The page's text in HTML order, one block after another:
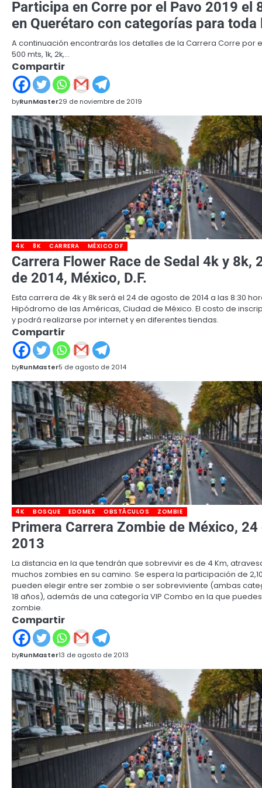
Participa en Corre por el Pavo 2019 el
en Querétaro con categorías para toda
A continuación encontrarás los detalles de la Carrera Corre por
500 mts, 1k, 2k,…
Compartir
byRunMaster29 de noviembre de 2019
4K 8K CARRERA MÉXICO DF
Carrera Flower Race de Sedal 4k y 8k,
de 2014, México, D.F.
Esta carrera de 4k y 8k será el 24 de agosto de 2014 a las 8:30
Hipódromo de las Américas, Ciudad de México. El costo de
y podrá realizarse por internet y en diferentes tiendas.
Compartir
byRunMaster5 de agosto de 2014
4K BOSQUE EDOMEX OBSTÁCULOS ZOMBIE
Primera Carrera Zombie de México,
2013
La distancia en la que tendrán que sobrevivir es de 4 Km,
muchos zombies en su camino. Se espera la participación de
pueden elegir entre ser zombie o ser sobreviviente (ambas
18 años), además de una categoría VIP Combo en la que
zombie.
Compartir
byRunMaster13 de agosto de 2013